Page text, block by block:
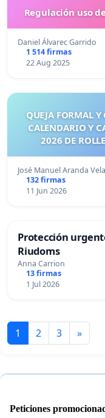
Regulación uso
Daniel Álvarec Garrido
1 514 firmas
22 Aug 2025
QUEJA FORMAL
CALENDARIO Y
2026 DE
José Manuel Aranda Vela
132 firmas
11 Jun 2026
Protección
Riudoms
Anna Carrion
13 firmas
1 Jul 2026
1 2 3 »
Peticiones